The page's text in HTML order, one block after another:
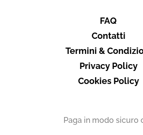
Vuoi ricevere i tuoi prodotti in
Italia
Totale0.00€
FAQ
Contatti
Termini &
Privacy Policy
Cookies Policy
Paga in modo sicuro